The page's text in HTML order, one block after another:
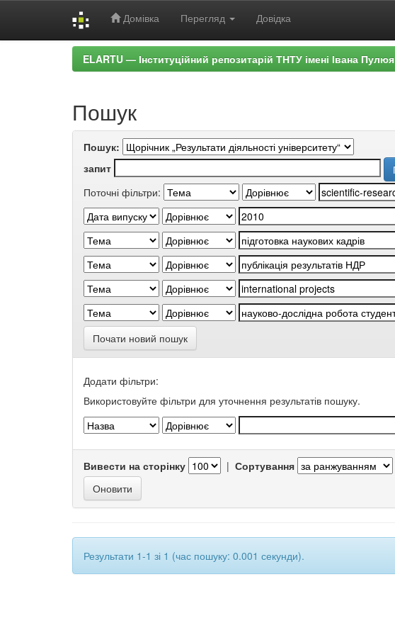
Домівка Перегляд Довідка
ELARTU — Інституційний репозитарій ТНТУ імені Івана Пулюя
Пошук
Пошук:
запит
Поточні фільтри:
Почати новий пошук
Додати фільтри:
Використовуйте фільтри для уточнення результатів пошуку.
Вивести на сторінку | Сортування
Результати 1-1 зі 1 (час пошуку: 0.001 секунди).